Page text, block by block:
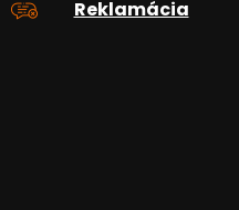
Reklamácia